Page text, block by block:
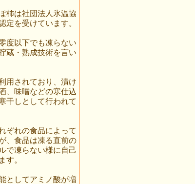
柿は社団法人氷温協
定を受けています。
度以下でも凍らない
蔵・熟成技術を言い
用されており、漬け
、味噌などの寒仕込
干しとして行われて
ぞれの食品によって
、食品は凍る直前の
で凍らない様に自己
す。
としてアミノ酸が増